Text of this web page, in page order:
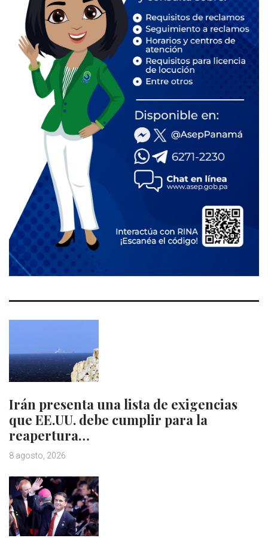
Irán presenta una lista de exigencias
que EE.UU. debe cumplir para la
reapertura…
8 agosto, 2026